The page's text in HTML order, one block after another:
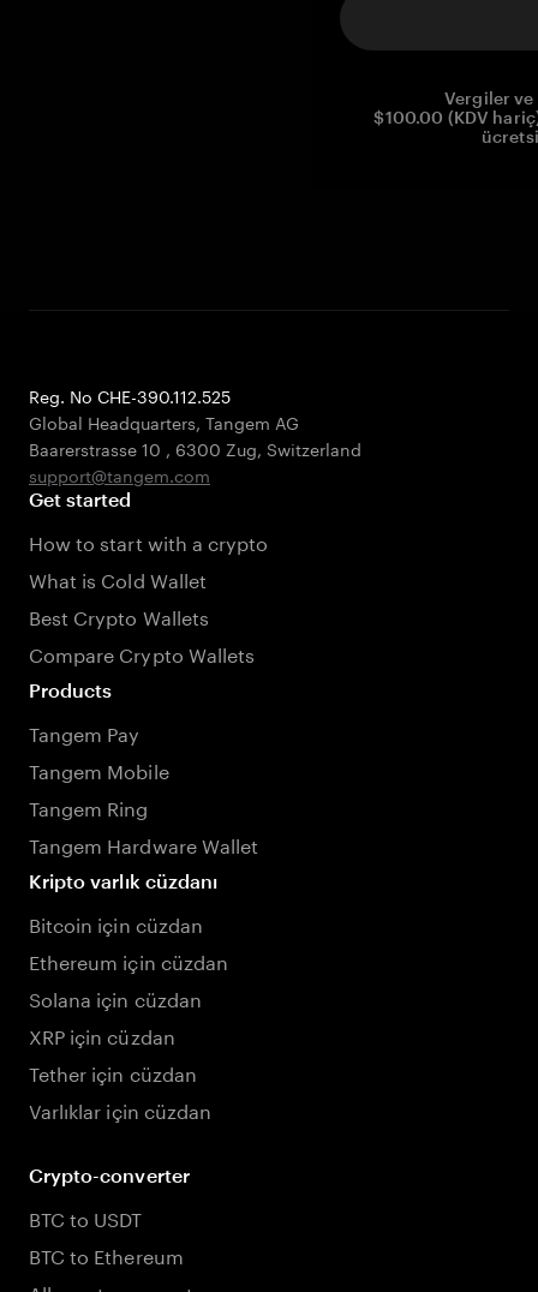
Vergiler
$100.00 (KDV
Reg. No CHE-390.112.525
Global Headquarters, Tangem AG
Baarerstrasse 10 , 6300 Zug, Switzerland
support@tangem.com
Get started
How to start with a crypto
What is Cold Wallet
Best Crypto Wallets
Compare Crypto Wallets
Products
Tangem Pay
Tangem Mobile
Tangem Ring
Tangem Hardware Wallet
Kripto varlık cüzdanı
Bitcoin için cüzdan
Ethereum için cüzdan
Solana için cüzdan
XRP için cüzdan
Tether için cüzdan
Varlıklar için cüzdan
Crypto-converter
BTC to USDT
BTC to Ethereum